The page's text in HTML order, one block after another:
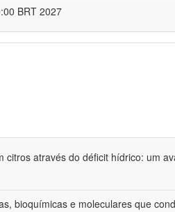
BRT 2027
através do déficit hídrico: um
bioquímicas e moleculares que